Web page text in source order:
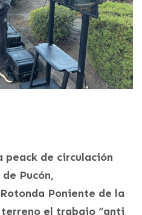
peack de circulación
Pucón,
Poniente de la
el trabajo “anti